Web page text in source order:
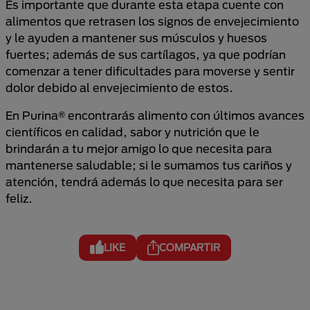
Es importante que durante esta etapa cuente con
alimentos que retrasen los signos de envejecimiento
y le ayuden a mantener sus músculos y huesos
fuertes; además de sus cartílagos, ya que podrían
comenzar a tener dificultades para moverse y sentir
dolor debido al envejecimiento de estos.
En Purina® encontrarás alimento con últimos avances
científicos en calidad, sabor y nutrición que le
brindarán a tu mejor amigo lo que necesita para
mantenerse saludable; si le sumamos tus cariños y
atención, tendrá además lo que necesita para ser
feliz.
LIKE COMPARTIR